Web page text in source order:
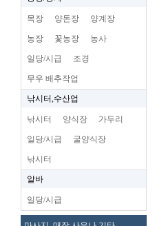
목장 양돈장 양계장
농장 꽃농장 농사
일당/시급 조경
무우 배추작업
낚시터,수산업
낚시터 양식장 가두리
일당/시급 굴양식장
낚시터
알바
일당/시급